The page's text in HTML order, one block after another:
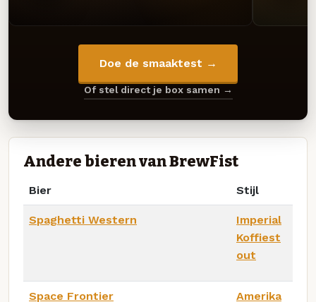
Doe de smaaktest →
Of stel direct je box samen →
Andere bieren van BrewFist
Bier Stijl
Spaghetti Western
Imperial
Koffiest
out
Space Frontier
Amerika